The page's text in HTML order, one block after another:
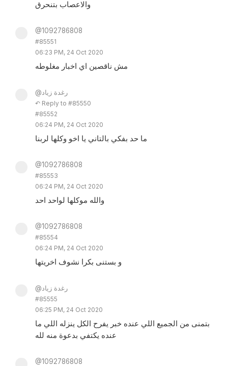
والاعصاب بتنحرق
@1092786808
#85551
06:23 PM, 24 Oct 2020
مش ناقصين اي اخبار مغلوطه
@رغدة زياد
↶ Reply to #85550
#85552
06:24 PM, 24 Oct 2020
ما حد بفكي بالتاني يا اخو وكلها لربنا
@1092786808
#85553
06:24 PM, 24 Oct 2020
والله موكلها لواحد احد
@1092786808
#85554
06:24 PM, 24 Oct 2020
و بستنى بكرا نشوف اخريتها
@رغدة زياد
#85555
06:25 PM, 24 Oct 2020
بتمنى من الجميع اللي عنده خبر يفرح الكل ينزله اللي ما
عنده يكتفي بدعوة منه لله
@1092786808